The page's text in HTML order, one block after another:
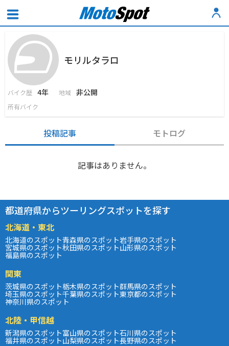
モリルタラロ
バイク歴 4年 地域 非公開
所有バイク
投稿記事 モトログ
記事はありません。
都道府県からツーリングスポットを探す
北海道・東北
北海道のスポット青森県のスポット岩手県のスポット
宮城県のスポット秋田県のスポット山形県のスポット
福島県のスポット
関東
茨城県のスポット栃木県のスポット群馬県のスポット
埼玉県のスポット千葉県のスポット東京都のスポット
神奈川県のスポット
北陸・甲信越
新潟県のスポット富山県のスポット石川県のスポット
福井県のスポット山梨県のスポット長野県のスポット